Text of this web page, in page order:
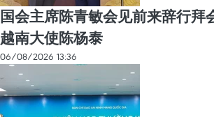
国会主席陈青敏会见前来辞行拜
越南大使陈杨泰
06/08/2026 13:36